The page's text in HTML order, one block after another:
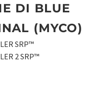
DI BLUE
(MYCO)
SRP™
2 SRP™